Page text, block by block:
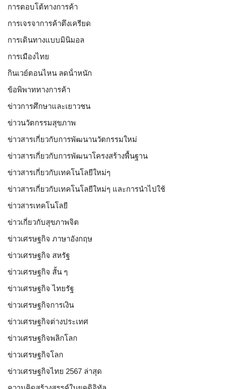
การตอบโต้ทางการค้า
การเจรจาการค้าตึงเครียด
การเดินทางแบบมินิมอล
การเมืองไทย
กินเวย์ตอนไหน ลดน้ําหนัก
ข้อพิพาททางการค้า
ข่าวการศึกษาและเยาวชน
ข่าวนวัตกรรมสุขภาพ
ข่าวสารเกี่ยวกับการพัฒนานวัตกรรมใหม่
ข่าวสารเกี่ยวกับการพัฒนาโครงสร้างพื้นฐาน
ข่าวสารเกี่ยวกับเทคโนโลยีใหม่ๆ
ข่าวสารเกี่ยวกับเทคโนโลยีใหม่ๆ และการนำไปใช้
ข่าวสารเทคโนโลยี
ข่าวเกี่ยวกับสุขภาพจิต
ข่าวเศรษฐกิจ ภาษาอังกฤษ
ข่าวเศรษฐกิจ สหรัฐ
ข่าวเศรษฐกิจ สั้น ๆ
ข่าวเศรษฐกิจ ไทยรัฐ
ข่าวเศรษฐกิจการเงิน
ข่าวเศรษฐกิจต่างประเทศ
ข่าวเศรษฐกิจพลิกโลก
ข่าวเศรษฐกิจโลก
ข่าวเศรษฐกิจไทย 2567 ล่าสุด